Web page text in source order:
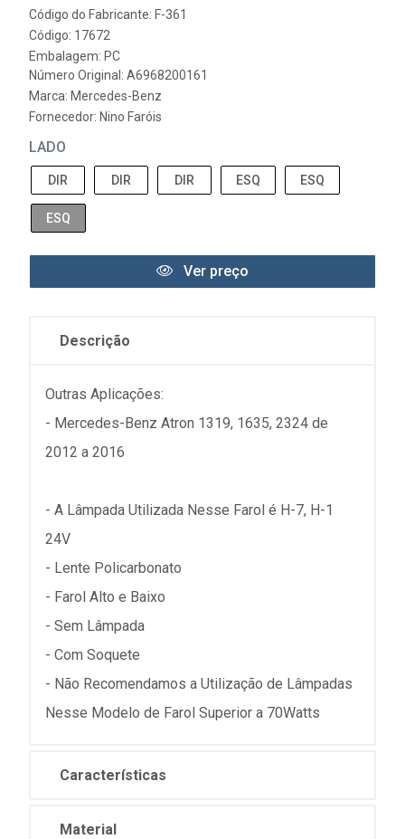
Código do Fabricante: F-361
Código: 17672
Embalagem: PC
Número Original: A6968200161
Marca: Mercedes-Benz
Fornecedor: Nino Faróis
LADO
DIR DIR DIR ESQ ESQ
ESQ
Ver preço
Descrição
Outras Aplicações:
- Mercedes-Benz Atron 1319, 1635, 2324 de
2012 a 2016
- A Lâmpada Utilizada Nesse Farol é H-7, H-1
24V
- Lente Policarbonato
- Farol Alto e Baixo
- Sem Lâmpada
- Com Soquete
- Não Recomendamos a Utilização de Lâmpadas
Nesse Modelo de Farol Superior a 70Watts
Características
Material